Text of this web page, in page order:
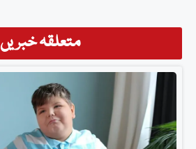
متعلقہ خبریں